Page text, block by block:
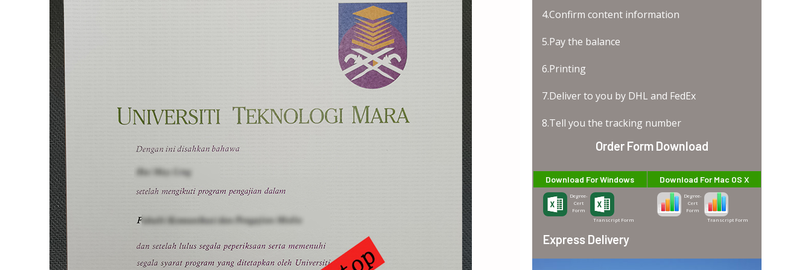
4.Confirm content information
5.Pay the balance
6.Printing
7.Deliver to you by DHL and FedEx
8.Tell you the tracking number
Order Form Download
Download For Windows
Degree-
Cert
Form
Transcript Form
Download For Mac OS X
Degree-
Cert
Form
Transcript Form
Express Delivery